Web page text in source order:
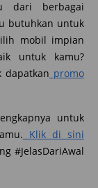
dari berbagai
butuhkan untuk
mobil impian
untuk kamu?
dapatkan promo
untuk
Klik di sini
#JelasDariAwal